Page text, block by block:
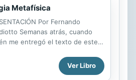
Metafísica
Por Fernando
Semanas atrás, cuando
me entregó el texto de este
no imaginé el impacto
en pocas horas iba a tener en mi
Ver Libro